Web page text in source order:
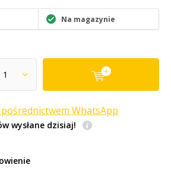
Na magazynie
WhatsApp
wysłane dzisiaj!